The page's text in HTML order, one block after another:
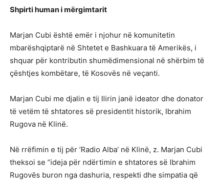
Shpirti human i mërgimtarit
Marjan Cubi është emër i njohur në komunitetin
mbarëshqiptarë në Shtetet e Bashkuara të Amerikës, i
shquar për kontributin shumëdimensional në shërbim të
çështjes kombëtare, të Kosovës në veçanti.
Marjan Cubi me djalin e tij Ilirin janë ideator dhe donator
të vetëm të shtatores së presidentit historik, Ibrahim
Rugova në Klinë.
Në rrëfimin e tij për ‘Radio Alba’ në Klinë, z. Marjan Cubi
theksoi se “ideja për ndërtimin e shtatores së Ibrahim
Rugovës buron nga dashuria, respekti dhe simpatia që